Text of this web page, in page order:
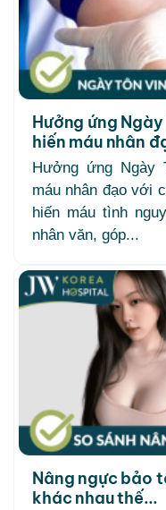
Hưởng ứng
hiến máu nhân
Hưởng ứng Ngày
máu nhân đạo với
hiến máu tình
nhân văn, góp...
Nâng ngực bảo
khác nhau thế...